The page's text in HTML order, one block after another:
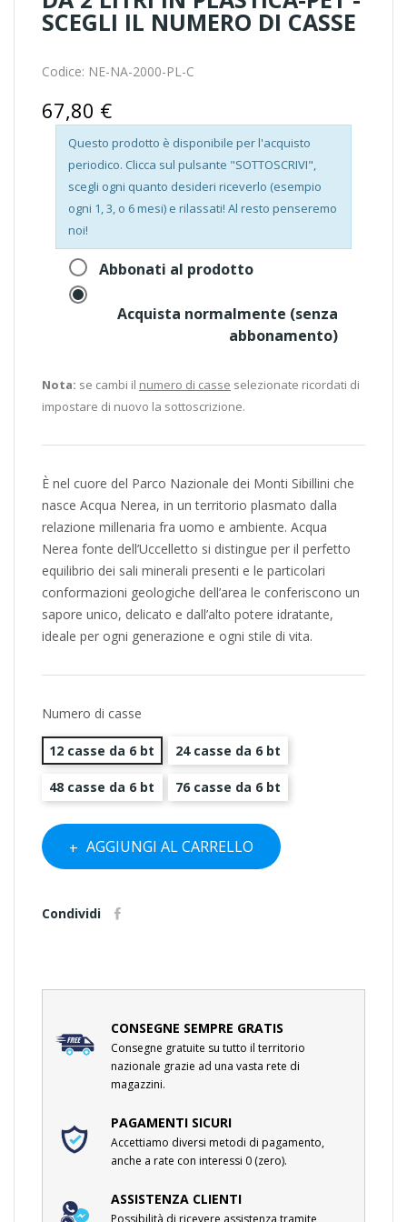
SCEGLI IL NUMERO DI CASSE
Codice: NE-NA-2000-PL-C
67,80 €
Questo prodotto è disponibile per l'acquisto
periodico. Clicca sul pulsante "SOTTOSCRIVI",
scegli ogni quanto desideri riceverlo (esempio
ogni 1, 3, o 6 mesi) e rilassati! Al resto penseremo
noi!
Abbonati al prodotto
Acquista normalmente (senza
abbonamento)
Nota: se cambi il numero di casse selezionate ricordati di
impostare di nuovo la sottoscrizione.
È nel cuore del Parco Nazionale dei Monti Sibillini che
nasce Acqua Nerea, in un territorio plasmato dalla
relazione millenaria fra uomo e ambiente. Acqua
Nerea fonte dell’Uccelletto si distingue per il perfetto
equilibrio dei sali minerali presenti e le particolari
conformazioni geologiche dell’area le conferiscono un
sapore unico, delicato e dall’alto potere idratante,
ideale per ogni generazione e ogni stile di vita.
Numero di casse
12 casse da 6 bt 24 casse da 6 bt
48 casse da 6 bt 76 casse da 6 bt
AGGIUNGI AL CARRELLO
Condividi
CONSEGNE SEMPRE GRATIS
Consegne gratuite su tutto il territorio
nazionale grazie ad una vasta rete di
magazzini.
PAGAMENTI SICURI
Accettiamo diversi metodi di pagamento,
anche a rate con interessi 0 (zero).
ASSISTENZA CLIENTI